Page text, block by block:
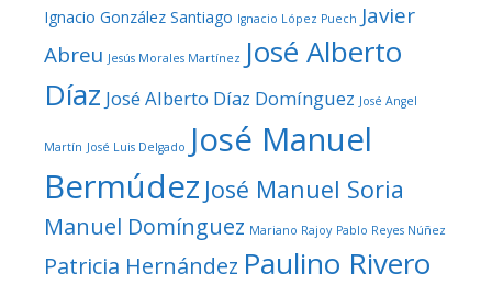
Ignacio González Santiago Ignacio López Puech Javier
Abreu Jesús Morales Martínez José Alberto
Díaz José Alberto Díaz Domínguez José Angel
Martín José Luis Delgado José Manuel
Bermúdez José Manuel Soria
Manuel Domínguez Mariano Rajoy Pablo Reyes Núñez
Patricia Hernández Paulino Rivero